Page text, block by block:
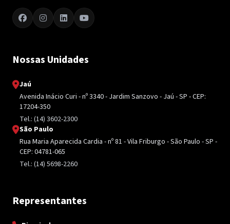
Nossas Unidades
Jaú
Avenida Inácio Curi - nº 3340 - Jardim Sanzovo - Jaú - SP - CEP:
17204-350
Tel.: (14) 3602-2300
São Paulo
Rua Maria Aparecida Cardia - nº 81 - Vila Friburgo - São Paulo - SP -
CEP: 04781-065
Tel.: (14) 5698-2260
Representantes